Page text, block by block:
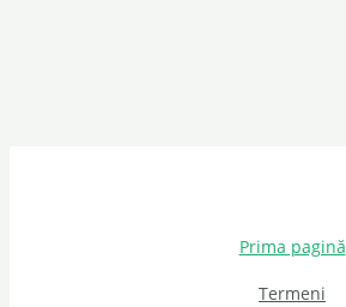
Prima pagină
Termeni